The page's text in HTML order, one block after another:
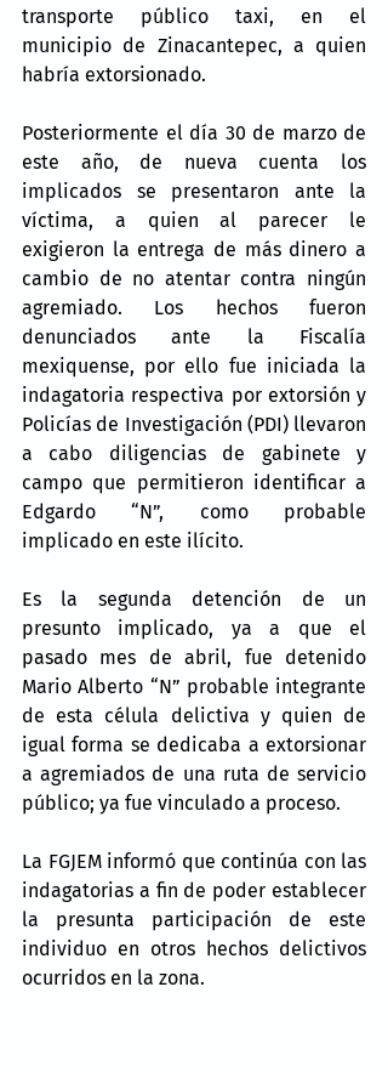
transporte público taxi, en el
municipio de Zinacantepec, a quien
habría extorsionado.
Posteriormente el día 30 de marzo de
este año, de nueva cuenta los
implicados se presentaron ante la
víctima, a quien al parecer le
exigieron la entrega de más dinero a
cambio de no atentar contra ningún
agremiado. Los hechos fueron
denunciados ante la Fiscalía
mexiquense, por ello fue iniciada la
indagatoria respectiva por extorsión y
Policías de Investigación (PDI) llevaron
a cabo diligencias de gabinete y
campo que permitieron identificar a
Edgardo “N”, como probable
implicado en este ilícito.
Es la segunda detención de un
presunto implicado, ya a que el
pasado mes de abril, fue detenido
Mario Alberto “N” probable integrante
de esta célula delictiva y quien de
igual forma se dedicaba a extorsionar
a agremiados de una ruta de servicio
público; ya fue vinculado a proceso.
La FGJEM informó que continúa con las
indagatorias a fin de poder establecer
la presunta participación de este
individuo en otros hechos delictivos
ocurridos en la zona.